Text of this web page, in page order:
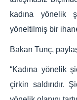
kadına yönelik
yöneltilmiş bir
Bakan Tunç,
“Kadına yönelik
çirkin saldırıdır.